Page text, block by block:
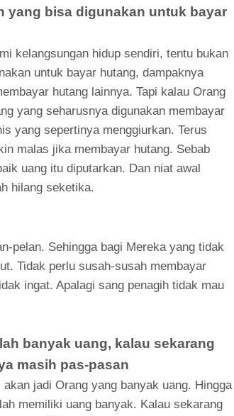
yang bisa digunakan untuk bayar
kelangsungan hidup sendiri, tentu bukan
untuk bayar hutang, dampaknya
hutang lainnya. Tapi kalau Orang
yang seharusnya digunakan membayar
yang sepertinya menggiurkan. Terus
malas jika membayar hutang. Sebab
uang itu diputarkan. Dan niat awal
hilang seketika.
pelan. Sehingga bagi Mereka yang tidak
Tidak perlu susah-susah membayar
ingat. Apalagi sang penagih tidak mau
banyak uang, kalau sekarang
masih pas-pasan
jadi Orang yang banyak uang. Hingga
memiliki uang banyak. Kalau sekarang